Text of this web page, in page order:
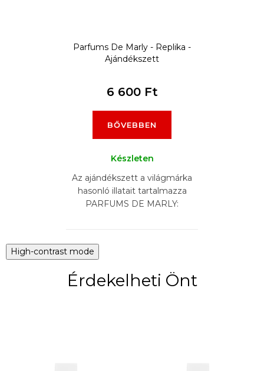
Parfums De Marly - Replika -
Ajándékszett
6 600 Ft
BŐVEBBEN
Készleten
Az ajándékszett a világmárka
hasonló illatait tartalmazza
PARFUMS DE MARLY:
SAFAND, ATHALIA (6 x 5 ml)
High-contrast mode
Érdekelheti Önt